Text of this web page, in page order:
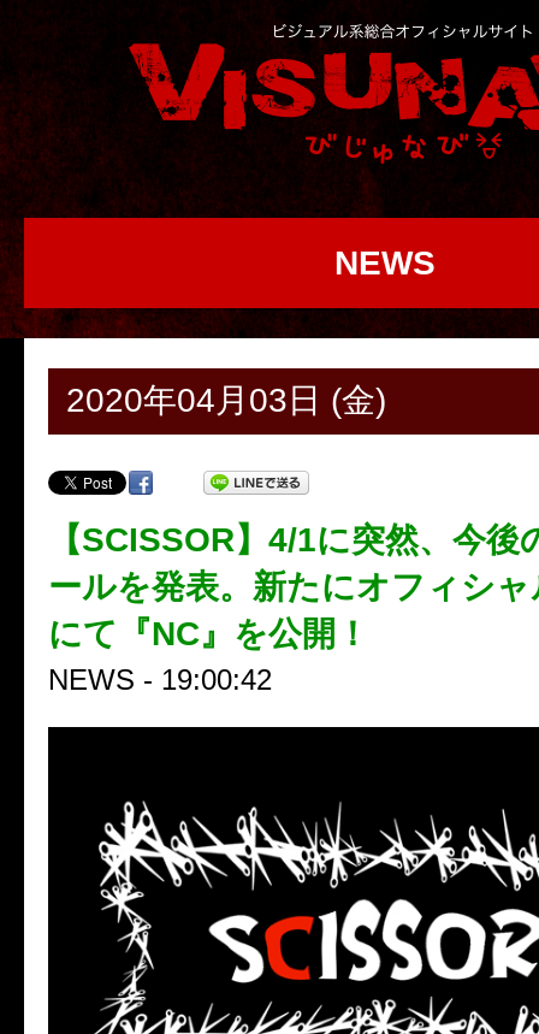
NEWS
2020年04月03日 (金)
【SCISSOR】4/1に突然、今後
ールを発表。新たにオフィシ
にて『NC』を公開！
NEWS - 19:00:42